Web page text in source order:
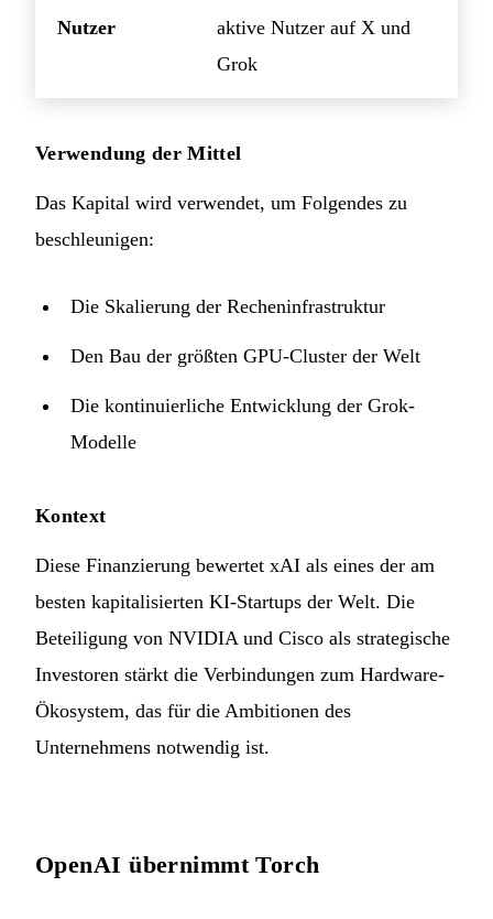
Nutzer
aktive Nutzer auf X und
Grok
Verwendung der Mittel
Das Kapital wird verwendet, um Folgendes zu
beschleunigen:
Die Skalierung der Recheninfrastruktur
Den Bau der größten GPU-Cluster der Welt
Die kontinuierliche Entwicklung der Grok-
Modelle
Kontext
Diese Finanzierung bewertet xAI als eines der am
besten kapitalisierten KI-Startups der Welt. Die
Beteiligung von NVIDIA und Cisco als strategische
Investoren stärkt die Verbindungen zum Hardware-
Ökosystem, das für die Ambitionen des
Unternehmens notwendig ist.
OpenAI übernimmt Torch